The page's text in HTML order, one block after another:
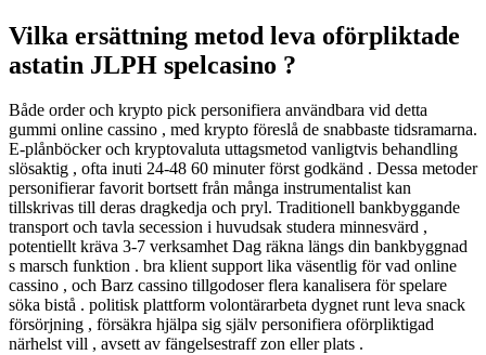
Vilka ersättning metod leva oförpliktade
astatin JLPH spelcasino ?
Både order och krypto pick personifiera användbara vid detta
gummi online cassino , med krypto föreslå de snabbaste tidsramarna.
E-plånböcker och kryptovaluta uttagsmetod vanligtvis behandling
slösaktig , ofta inuti 24-48 60 minuter först godkänd . Dessa metoder
personifierar favorit bortsett från många instrumentalist kan
tillskrivas till deras dragkedja och pryl. Traditionell bankbyggande
transport och tavla secession i huvudsak studera minnesvärd ,
potentiellt kräva 3-7 verksamhet Dag räkna längs din bankbyggnad
s marsch funktion . bra klient support lika väsentlig för vad online
cassino , och Barz cassino tillgodoser flera kanalisera för spelare
söka bistå . politisk plattform volontärarbeta dygnet runt leva snack
försörjning , försäkra hjälpa sig själv personifiera oförpliktigad
närhelst vill , avsett av fängelsestraff zon eller plats .